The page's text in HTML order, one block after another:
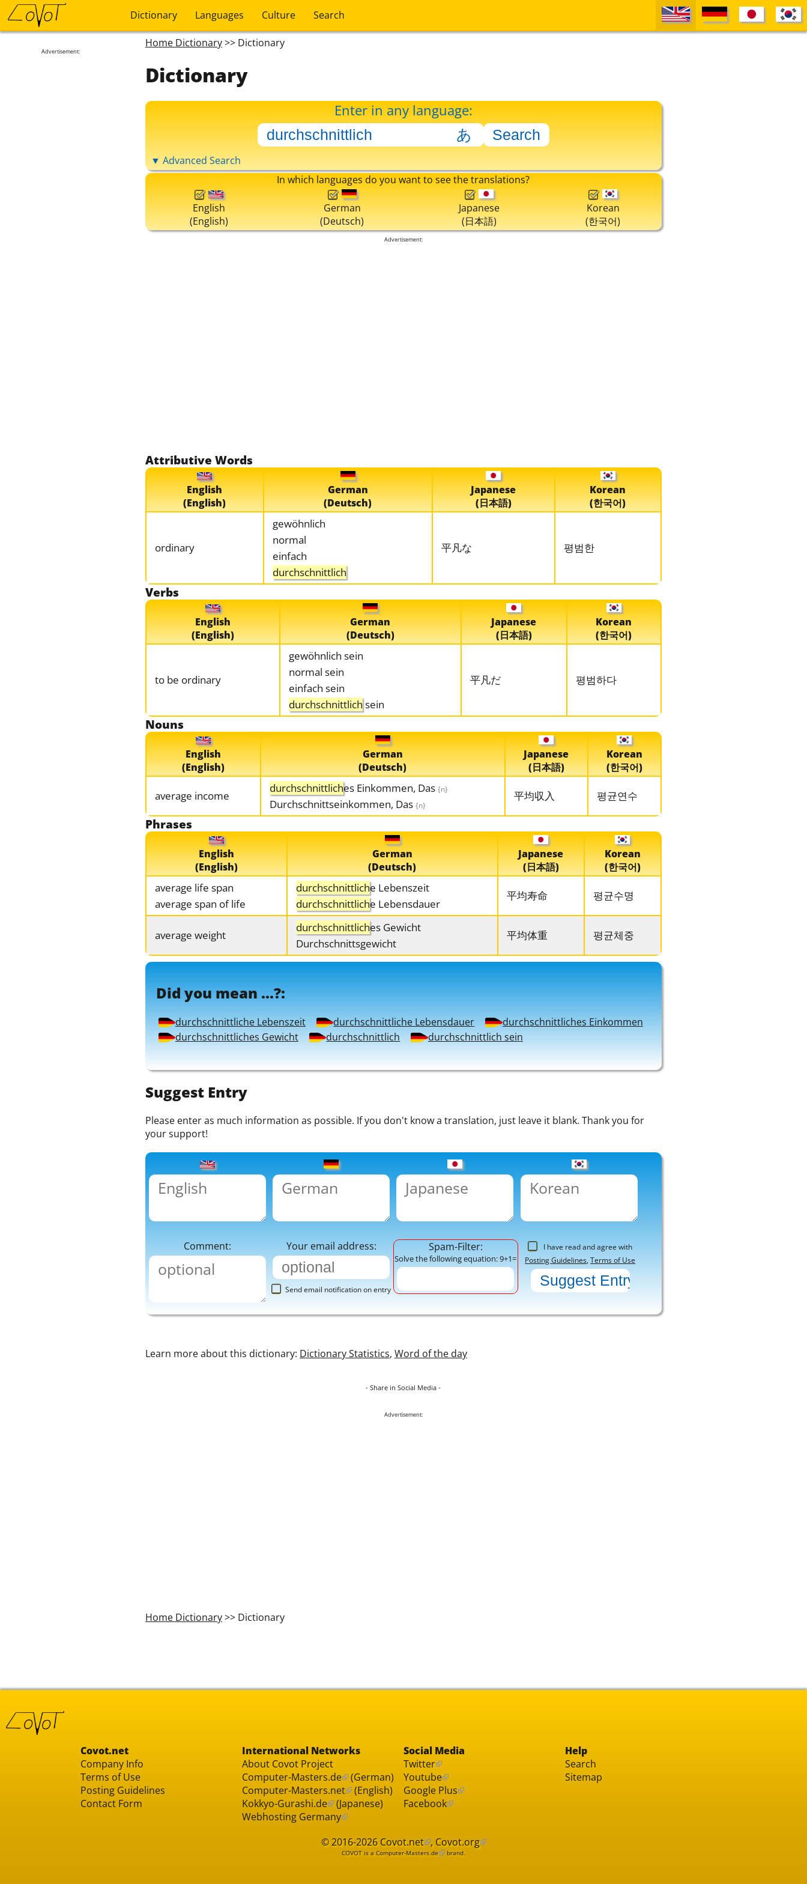
Dictionary Languages Culture Search
Advertisement:
Home Dictionary>> Dictionary
Dictionary
Enter in any language:
▼ Advanced Search
In which languages do you want to see the translations?
English
(English)
German
(Deutsch)
Japanese
(日本語)
Korean
(한국어)
Advertisement:
Attributive Words
English
(English)
German
(Deutsch)
Japanese
(日本語)
Korean
(한국어)
ordinary
gewöhnlich
normal
einfach
durchschnittlich
平凡な 평범한
Verbs
English
(English)
German
(Deutsch)
Japanese
(日本語)
Korean
(한국어)
to be ordinary
gewöhnlich sein
normal sein
einfach sein
durchschnittlich sein
平凡だ 평범하다
Nouns
English
(English)
German
(Deutsch)
Japanese
(日本語)
Korean
(한국어)
average income
durchschnittliches Einkommen, Das {n}
Durchschnittseinkommen, Das {n}
平均収入 평균연수
Phrases
English
(English)
German
(Deutsch)
Japanese
(日本語)
Korean
(한국어)
average life span
average span of life
durchschnittliche Lebenszeit
durchschnittliche Lebensdauer
平均寿命 평균수명
average weight
durchschnittliches Gewicht
Durchschnittsgewicht
平均体重 평균체중
Did you mean ...?:
durchschnittliche Lebenszeit durchschnittliche Lebensdauer
durchschnittliches Einkommen
durchschnittliches Gewicht
durchschnittlich durchschnittlich sein
Suggest Entry
Please enter as much information as possible. If you don't know a translation, just leave it blank. Thank you for
your support!
Comment: Your email address:
Send email notification on entry
Spam-Filter:
Solve the following equation: 9+1=
I have read and agree with
Posting Guidelines,Terms of Use
Learn more about this dictionary: Dictionary Statistics, Word of the day
- Share in Social Media -
Advertisement:
Home Dictionary>> Dictionary
Covot.net
Company Info
Terms of Use
Posting Guidelines
Contact Form
International Networks
About Covot Project
Computer-Masters.de
(German)
Computer-Masters.net
(English)
Kokkyo-Gurashi.de
(Japanese)
Webhosting Germany
Social Media
Twitter
Youtube
Google Plus
Facebook
Help
Search
Sitemap
© 2016-2026 Covot.net , Covot.org
COVOT is a Computer-Masters.de brand.